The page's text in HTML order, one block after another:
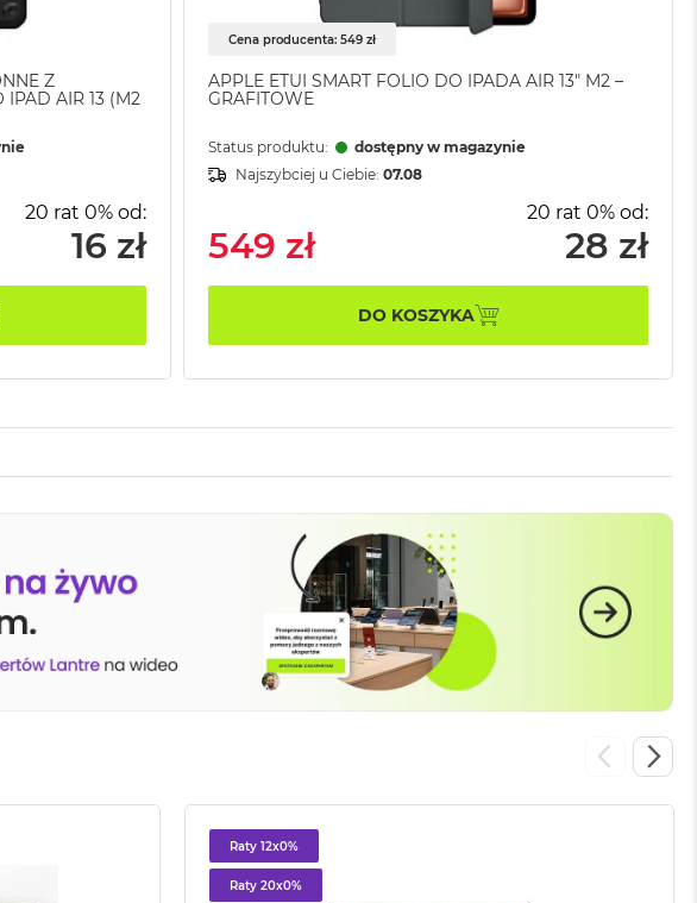
Z
IPAD AIR 13 (M2
20 rat 0% od:
16 zł
Cena producenta: 549 zł
APPLE ETUI SMART FOLIO DO IPADA AIR 13" M2 –
GRAFITOWE
Status produktu:
dostępny w magazynie
Najszybciej u Ciebie:07.08
549 zł
20 rat 0% od:
28 zł
DO KOSZYKA
Raty 12x0%
Raty 20x0%